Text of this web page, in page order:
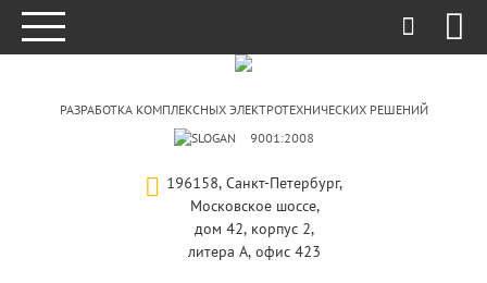
РАЗРАБОТКА КОМПЛЕКСНЫХ ЭЛЕКТРОТЕХНИЧЕСКИХ РЕШЕНИЙ
9001:2008
196158, Санкт-Петербург,
Московское шоссе,
дом 42, корпус 2,
литера А, офис 423